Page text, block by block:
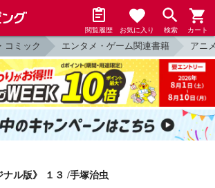
閲覧履歴 お気に入り 検索 カート
コミック エンタメ・ゲーム関連書籍 アニ
ル版》 １３ /手塚治虫